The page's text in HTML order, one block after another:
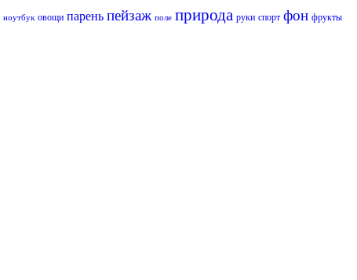
ноутбук овощи парень пейзаж поле природа руки спорт фон фрукты